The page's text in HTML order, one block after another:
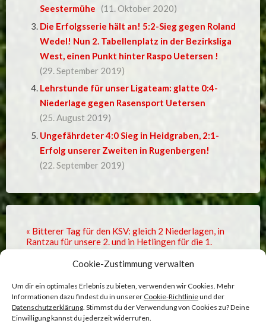
Cookie-Zustimmung verwalten
Um dir ein optimales Erlebnis zu bieten, verwenden wir Cookies. Mehr
Informationen dazu findest du in unserer Cookie-Richtlinieund der
Datenschutzerklärung. Stimmst du der Verwendung von Cookies zu? Deine
Einwilligung kannst du jederzeit widerrufen.
Seestermühe (11. Oktober 2020)
Die Erfolgsserie hält an! 5:2-Sieg gegen Roland
Wedel! Nun 2. Tabellenplatz in der Bezirksliga
West, einen Punkt hinter Raspo Uetersen !
(29. September 2019)
Lehrstunde für unser Ligateam: glatte 0:4-
Niederlage gegen Rasensport Uetersen
(25. August 2019)
Ungefährdeter 4:0 Sieg in Heidgraben, 2:1-
Erfolg unserer Zweiten in Rugenbergen!
(22. September 2019)
« Bitterer Tag für den KSV: gleich 2 Niederlagen, in
Rantzau für unsere 2. und in Hetlingen für die 1.
5:0-Erfolg gegen Mitkonkurrenten SC Egenbüttel ! »